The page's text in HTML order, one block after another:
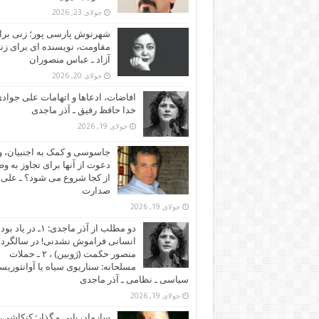
جولای 23, 2026
شهرنوش پارسی پور؛ زنی
مقاومت، نویسنده ای برای
آزاد ـ عباس منصوران
جولای 20, 2026
افاضات، ادعاها و اتهامات علی
خدا حافظ رفیق ـ آذر ماجدی
جولای 19, 2026
جاسوسی و کمک به اجنبیان،
دعوت از آنها برای تجاوز به
از کجا شروع می شود؟ ـ علی
صدارت
جولای 19, 2026
دو مطلب از آذر ماجدی: ۱ـ در یاد بود
انسانی فراموش نشدنی! در سالگرد
منصور حکمت (ژوبین) ، ۲ ـ حملات
مسلحانه: سناریوی سیاه یا
سیاسی ـ نظامی ـ آذر ماجدی
جولای 19, 2026